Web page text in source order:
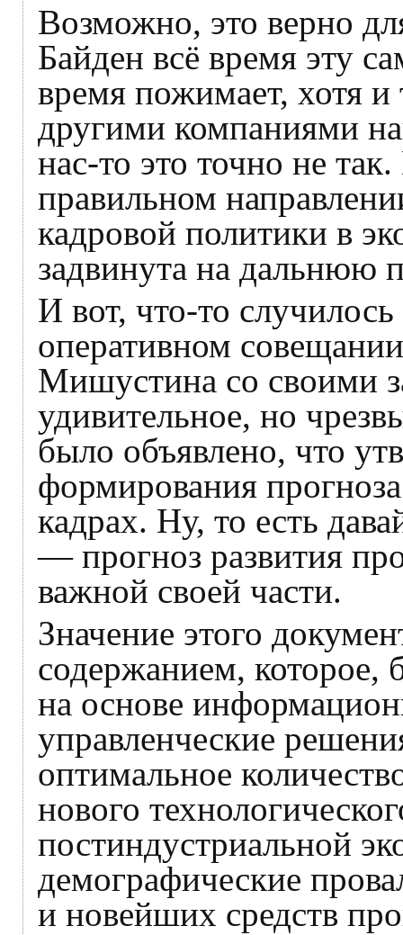
Возможно, это верно
Байден всё время эту
время пожимает, хотя
другими компаниями
нас-то это точно не
правильном
кадровой политики в
задвинута на дальнюю
И вот, что-то
оперативном
Мишустина со своими
удивительное, но
было объявлено, что
формирования
кадрах. Ну, то есть
— прогноз развития
важной своей части.
Значение этого
содержанием, которое,
на основе
управленческие
оптимальное
нового
постиндустриальной
демографические
и новейших средств